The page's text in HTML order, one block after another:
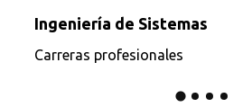
Ingeniería de Sistemas
Carreras profesionales